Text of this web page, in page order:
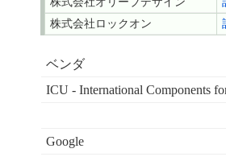
株式会社ロックオン
ベンダ
ICU - International Components
Google